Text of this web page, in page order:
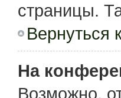
страницы.
Вернуться
На
Возможно,